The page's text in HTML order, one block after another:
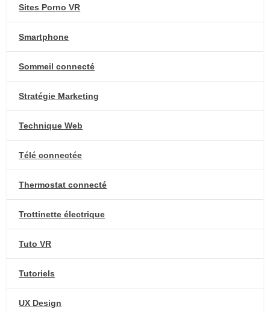
Sites Porno VR
Smartphone
Sommeil connecté
Stratégie Marketing
Technique Web
Télé connectée
Thermostat connecté
Trottinette électrique
Tuto VR
Tutoriels
UX Design